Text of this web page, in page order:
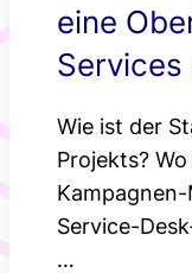
eine
Services
Wie ist der
Projekts?
Service-
…